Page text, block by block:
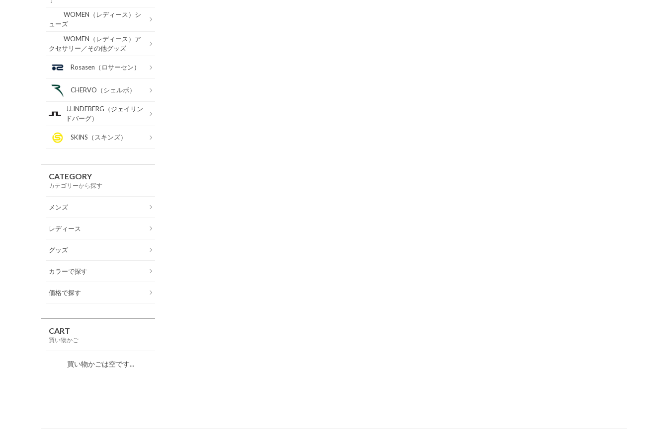
WOMEN（レディース）シ
ューズ
WOMEN（レディース）ア
クセサリー／その他グッズ
Rosasen（ロサーセン）
CHERVO（シェルボ）
J.LINDEBERG（ジェイリン
ドバーグ）
SKINS（スキンズ）
CATEGORY
カテゴリーから探す
メンズ
レディース
グッズ
カラーで探す
価格で探す
CART
買い物かご
買い物かごは空です...